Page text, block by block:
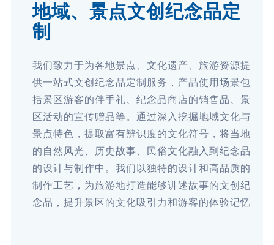
地域、景点文创纪念品定
制
我们致力于为各地景点、文化遗产、旅游资源提
供一站式文创纪念品定制服务，产品使用场景包
括景区游客的伴手礼、纪念品商店的销售品、景
区活动的宣传赠品等。通过深入挖掘地域文化与
景点特色，提取富有辨识度的文化符号，将当地
的自然风光、历史故事、民俗文化融入到纪念品
的设计与制作中。我们以独特的设计和高品质的
制作工艺，为旅游地打造能够讲述故事的文创纪
念品，提升景区的文化吸引力和游客的体验记忆